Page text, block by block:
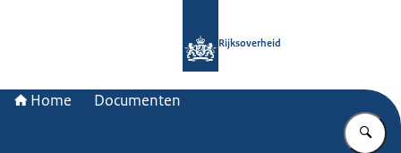
Rijksoverheid
Home Documenten